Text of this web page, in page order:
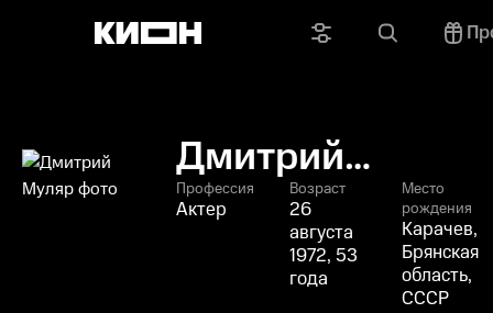
Дмитрий
Муляр
Профессия
Актер
Возраст
26
августа
1972, 53
года
Место
рождения
Карачев,
Брянская
область,
СССР